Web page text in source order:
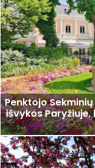
Penktojo
išvykos